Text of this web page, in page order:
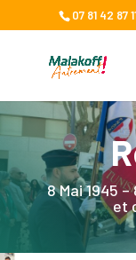
07 81 42 87
8 Mai 1945
et